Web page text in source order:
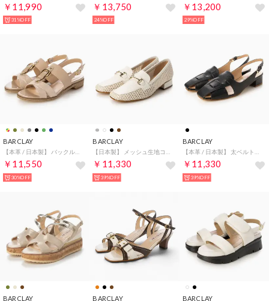
￥11,990
31%OFF
￥13,750
24%OFF
￥13,200
29%OFF
BARCLAY
￥11,550
30%OFF
BARCLAY
￥11,330
39%OFF
BARCLAY
￥11,330
39%OFF
BARCLAY BARCLAY BARCLAY